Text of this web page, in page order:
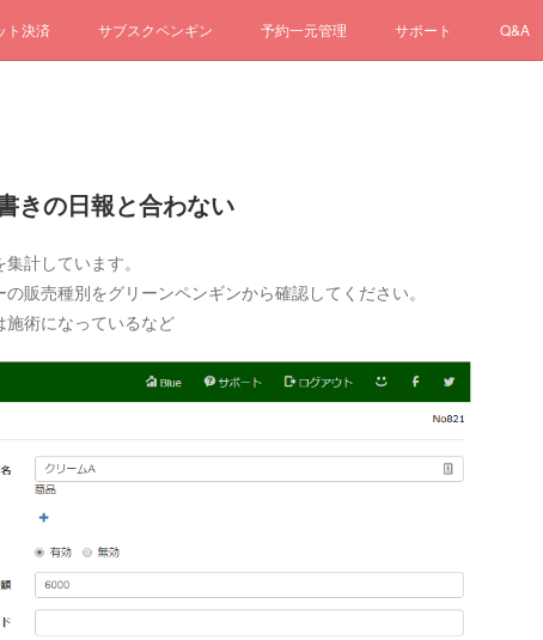
ト決済 サブスクペンギン 予約一元管理 サポート Q&A
きの日報と合わない
計しています。
販売種別をグリーンペンギンから確認してください。
術になっているなど